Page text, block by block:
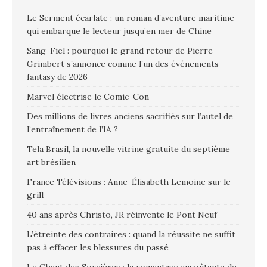
Le Serment écarlate : un roman d’aventure maritime
qui embarque le lecteur jusqu’en mer de Chine
Sang-Fiel : pourquoi le grand retour de Pierre
Grimbert s’annonce comme l’un des événements
fantasy de 2026
Marvel électrise le Comic-Con
Des millions de livres anciens sacrifiés sur l’autel de
l’entraînement de l’IA ?
Tela Brasil, la nouvelle vitrine gratuite du septième
art brésilien
France Télévisions : Anne-Élisabeth Lemoine sur le
grill
40 ans après Christo, JR réinvente le Pont Neuf
L’étreinte des contraires : quand la réussite ne suffit
pas à effacer les blessures du passé